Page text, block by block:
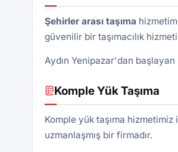
Şehirler arası taşıma
güvenilir bir taşımacılık
Aydın Yenipazar'dan
Komple Yük Taşıma
Komple yük taşıma hizmetimiz
uzmanlaşmış bir firmadır.